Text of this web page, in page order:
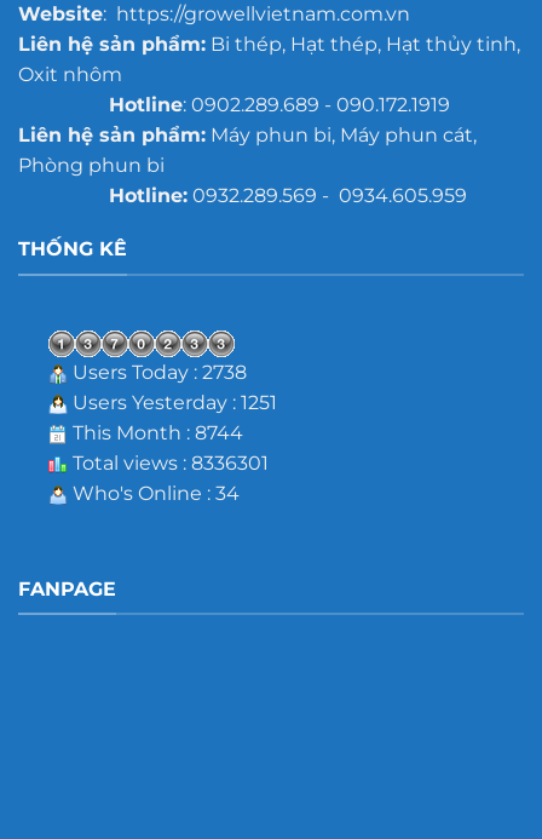
Website: https://growellvietnam.com.vn
Liên hệ sản phẩm:Bi thép, Hạt thép, Hạt thủy tinh,
Oxit nhôm
Hotline: 0902.289.689 - 090.172.1919
Liên hệ sản phẩm:Máy phun bi, Máy phun cát,
Phòng phun bi
Hotline:0932.289.569 - 0934.605.959
THỐNG KÊ
Users Today : 2738
Users Yesterday : 1251
This Month : 8744
Total views : 8336301
Who's Online : 34
FANPAGE